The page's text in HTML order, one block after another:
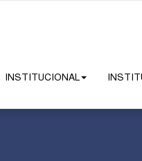
INSTITUCIONAL